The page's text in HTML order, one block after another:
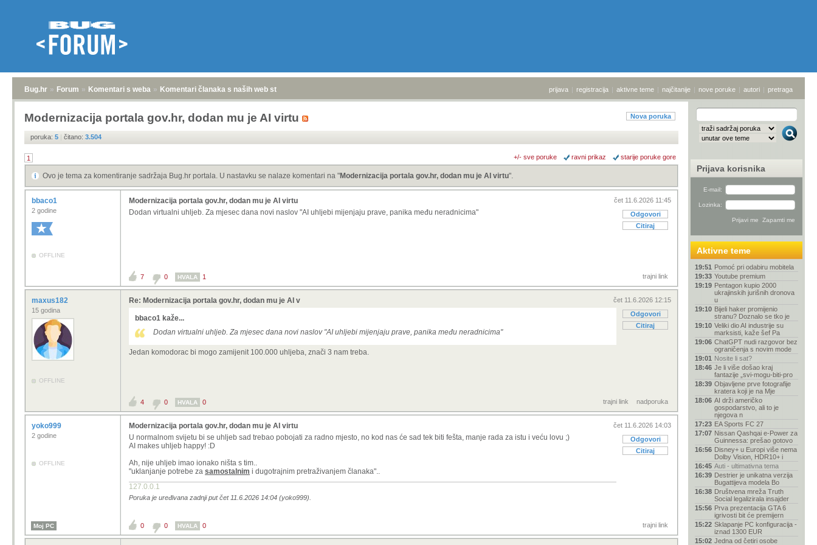
Bug.hr » Forum » Komentari s weba » Komentari članaka s naših web stranica prijava | registracija | aktivne teme | najčitanije | nove poruke | autori | pretraga
Nova poruka
Modernizacija portala gov.hr, dodan mu je AI virtu
poruka: 5 | čitano: 3.504
1 +/- sve poruke ravni prikaz starije poruke gore
Ovo je tema za komentiranje sadržaja Bug.hr portala. U nastavku se nalaze komentari na "Modernizacija portala gov.hr, dodan mu je AI virtu".
bbaco1
2 godine
OFFLINE
čet 11.6.2026 11:45
Odgovori
Citiraj
Modernizacija portala gov.hr, dodan mu je AI virtu
Dodan virtualni uhljeb. Za mjesec dana novi naslov "AI uhljebi mijenjaju prave, panika među neradnicima"
trajni link
7 0 HVALA 1
maxus182
15 godina
OFFLINE
čet 11.6.2026 12:15
Odgovori
Citiraj
Re: Modernizacija portala gov.hr, dodan mu je AI v
bbaco1 kaže...
Dodan virtualni uhljeb. Za mjesec dana novi naslov "AI uhljebi mijenjaju prave, panika među neradnicima"
Jedan komodorac bi mogo zamijenit 100.000 uhljeba, znači 3 nam treba.
trajni link nadporuka
4 0 HVALA 0
yoko999
2 godine
OFFLINE
čet 11.6.2026 14:03
Odgovori
Citiraj
Modernizacija portala gov.hr, dodan mu je AI virtu
U normalnom svijetu bi se uhljeb sad trebao pobojati za radno mjesto, no kod nas će sad tek biti fešta, manje rada za istu i veću lovu ;)
AI makes uhljeb happy! :D
Ah, nije uhljeb imao ionako ništa s tim..
"uklanjanje potrebe za samostalnim i dugotrajnim pretraživanjem članaka"..
127.0.0.1
Poruka je uređivana zadnji put čet 11.6.2026 14:04 (yoko999).
Moj PC trajni link
0 0 HVALA 0
Prijava korisnika
E-mail:
Lozinka:
Aktivne teme
19:51 Pomoć pri odabiru mobitela
19:33 Youtube premium
19:19 Pentagon kupio 2000
ukrajinskih jurišnih dronova
u
19:10 Bijeli haker promijenio
stranu? Doznalo se tko je
19:10 Veliki dio AI industrije su
marksisti, kaže šef Pa
19:06 ChatGPT nudi razgovor bez
ograničenja s novim mode
19:01 Nosite li sat?
18:46 Je li više došao kraj
fantazije „svi-mogu-biti-pro
18:39 Objavljene prve fotografije
kratera koji je na Mje
18:06 AI drži američko
gospodarstvo, ali to je
njegova n
17:23 EA Sports FC 27
17:07 Nissan Qashqai e-Power za
Guinnessa: prešao gotovo
16:56 Disney+ u Europi više nema
Dolby Vision, HDR10+ i
16:45 Auti - ultimativna tema
16:39 Destrier je unikatna verzija
Bugattijeva modela Bo
16:38 Društvena mreža Truth
Social legalizirala insajder
15:56 Prva prezentacija GTA 6
igrivosti bit će premijern
15:22 Sklapanje PC konfiguracija -
iznad 1300 EUR
15:02 Jedna od četiri osobe